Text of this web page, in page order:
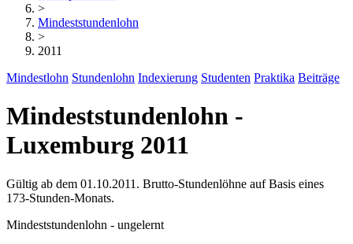
>
Mindeststundenlohn
>
2011
Mindestlohn Stundenlohn Indexierung Studenten Praktika Beiträge
Mindeststundenlohn -
Luxemburg 2011
Gültig ab dem 01.10.2011. Brutto-Stundenlöhne auf Basis eines
173-Stunden-Monats.
Mindeststundenlohn - ungelernt